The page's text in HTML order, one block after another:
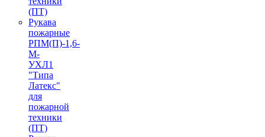
(ПТ)
Рукава
пожарные
РПМ(П)-1,6-
М-
УХЛ1
"Типа
Латекс"
для
пожарной
техники
(ПТ)